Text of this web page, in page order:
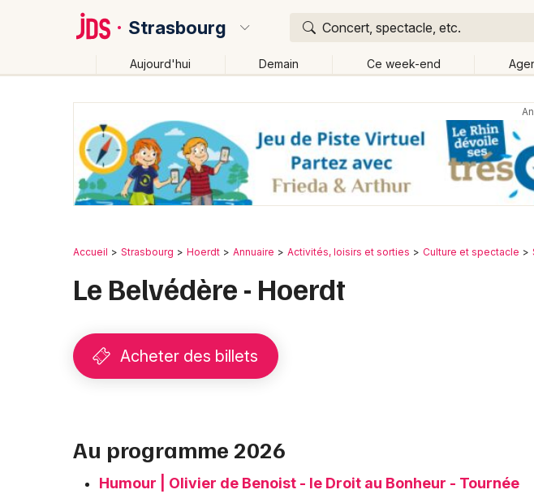
Strasbourg Concert, spectacle, etc.
Aujourd'hui Demain Ce week-end
Publier un
Grands
Activité &
Soirées
Bordeaux
Accueil Strasbourg Hoerdt Annuaire Activités, loisirs et sorties Culture et spectacle
Le Belvédère - Hoerdt
Acheter des billets
Au programme 2026
Humour | Olivier de Benoist - le Droit au Bonheur - Tournée
Où ?
Strasbourg et alentours Bas-Rhin (67) Alsace Partout